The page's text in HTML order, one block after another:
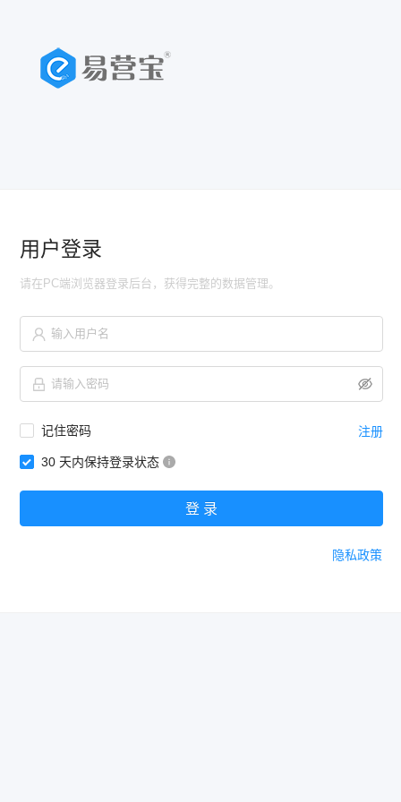
用户登录
请在PC端浏览器登录后台，获得完整的数据管理。
记住密码 注册
30 天内保持登录状态
登 录
隐私政策